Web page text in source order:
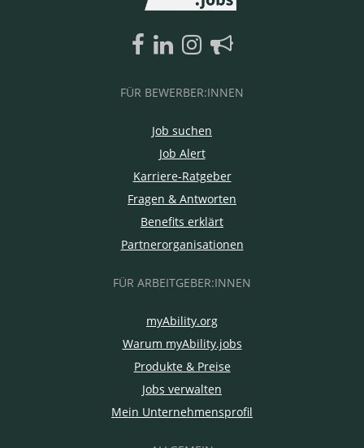
FÜR BEWERBER:INNEN
Job suchen
Job Alert
Karriere-Ratgeber
Fragen & Antworten
Benefits erklärt
Partnerorganisationen
FÜR ARBEITGEBER:INNEN
myAbility.org
Warum myAbility.jobs
Produkte & Preise
Jobs verwalten
Mein Unternehmensprofil